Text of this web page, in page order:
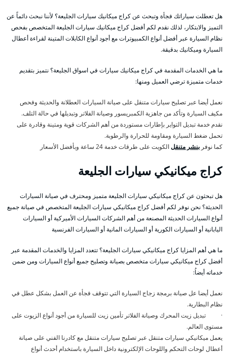
هل تعطلت سياراتك فجأة وتبحث عن كراج ميكانيك سيارات الجليعة؟ لأننا نبحث دائماً عن
التميز والابتكار، لذلك نقدم لكم أفضل كراج ميكانيك سيارات الجليعة المتخصص بفحص
نظام السيارة عبر أفضل أنواع الكمبيوترات مع أجود أنواع الكابلات المتينة لقراءة أعطال
السيارة وميكانيك بدقيقة.
ما هي الخدمات المقدمة في كراج ميكانيك سيارات في اسواق الجليعة؟ نتميز بتقديم
خدمات متميزة ترضي العميل ومنها:
نعمل أيضا عبر تصليح سيارات متنقل على صيانة السيارات العطلانة والحديثة وفحص
مكيف السيارة وتأكد من جاهزية الكمبريسور وصيانة الفلاتر وتبديلها في حالة التلف.
نقدم خدمة تبديل التواير بإطارات مستوردة من أهم الشركات قوية ومتينة وقادرة على
تحمل ضغط السيارة ومقاومة للحرارة والرطوبة.
كما نوفر بنشر متنقلالكويت على طرقات خدمة 24 ساعة وبأفضل الأسعار
كراج ميكانيكي سيارات الجليعة
هل تبحثون عن كراج ميكانيكي سيارات الجليعة متميز ومحترف في صيانة السيارات
الحديثة؟ نحن نوفر لكم أفضل كراج ميكانيكي سيارات الجليعة المتخصص في صيانة جميع
أنواع السيارات الحديثة المصنعة من أهم الشركات السيارات الأميركية أو السيارات
اليابانية أو السيارات الكورية أو السيارات المانية أو السيارات الفرنسية
ما هي أهم المزايا كراج ميكانيكي سيارات الجليعة؟ تتعدد المزايا والخدمات المقدمة عبر
أفضل كراج ميكانيكي سيارات متخصص بصيانة وتصليح جميع أنواع السيارات ومن ضمن
خدماته أيضاُ:
نعمل أيضا عل صيانة برمجة زجاج السيارة التي تتوقف فجأة عن العمل بشكل عطل في
نظام البطارية.
· تبديل زيت المحرك وصيانة الفلاتر تأمين زيت للسيارة من أجود أنواع الزيوت على
مستوى العالم.
يعمل ميكانيكي سيارات متنقل عبر تصليح سيارات متنقل مع كادرنا الفني على صيانة
أعطال لوحات التحكم واللوحات الإلكترونية داخل السيارة باستخدام أحدث أنواع